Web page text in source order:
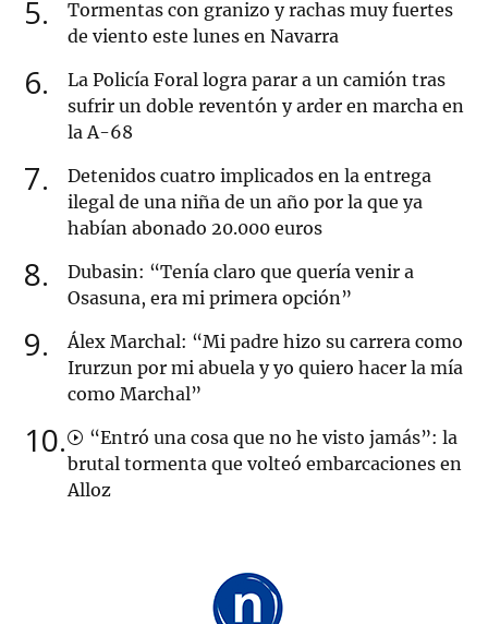
5
Tormentas con granizo y rachas muy fuertes
de viento este lunes en Navarra
6
La Policía Foral logra parar a un camión tras
sufrir un doble reventón y arder en marcha en
la A-68
7
Detenidos cuatro implicados en la entrega
ilegal de una niña de un año por la que ya
habían abonado 20.000 euros
8
Dubasin: “Tenía claro que quería venir a
Osasuna, era mi primera opción”
9
Álex Marchal: “Mi padre hizo su carrera como
Irurzun por mi abuela y yo quiero hacer la mía
como Marchal”
10
“Entró una cosa que no he visto jamás”: la
brutal tormenta que volteó embarcaciones en
Alloz